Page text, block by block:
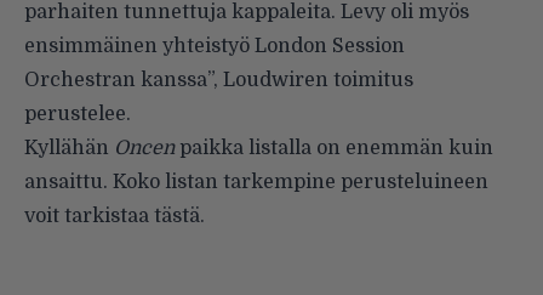
parhaiten tunnettuja kappaleita. Levy oli myös
ensimmäinen yhteistyö London Session
Orchestran kanssa”, Loudwiren toimitus
perustelee.
Kyllähän Oncen paikka listalla on enemmän kuin
ansaittu. Koko listan tarkempine perusteluineen
voit tarkistaa tästä.